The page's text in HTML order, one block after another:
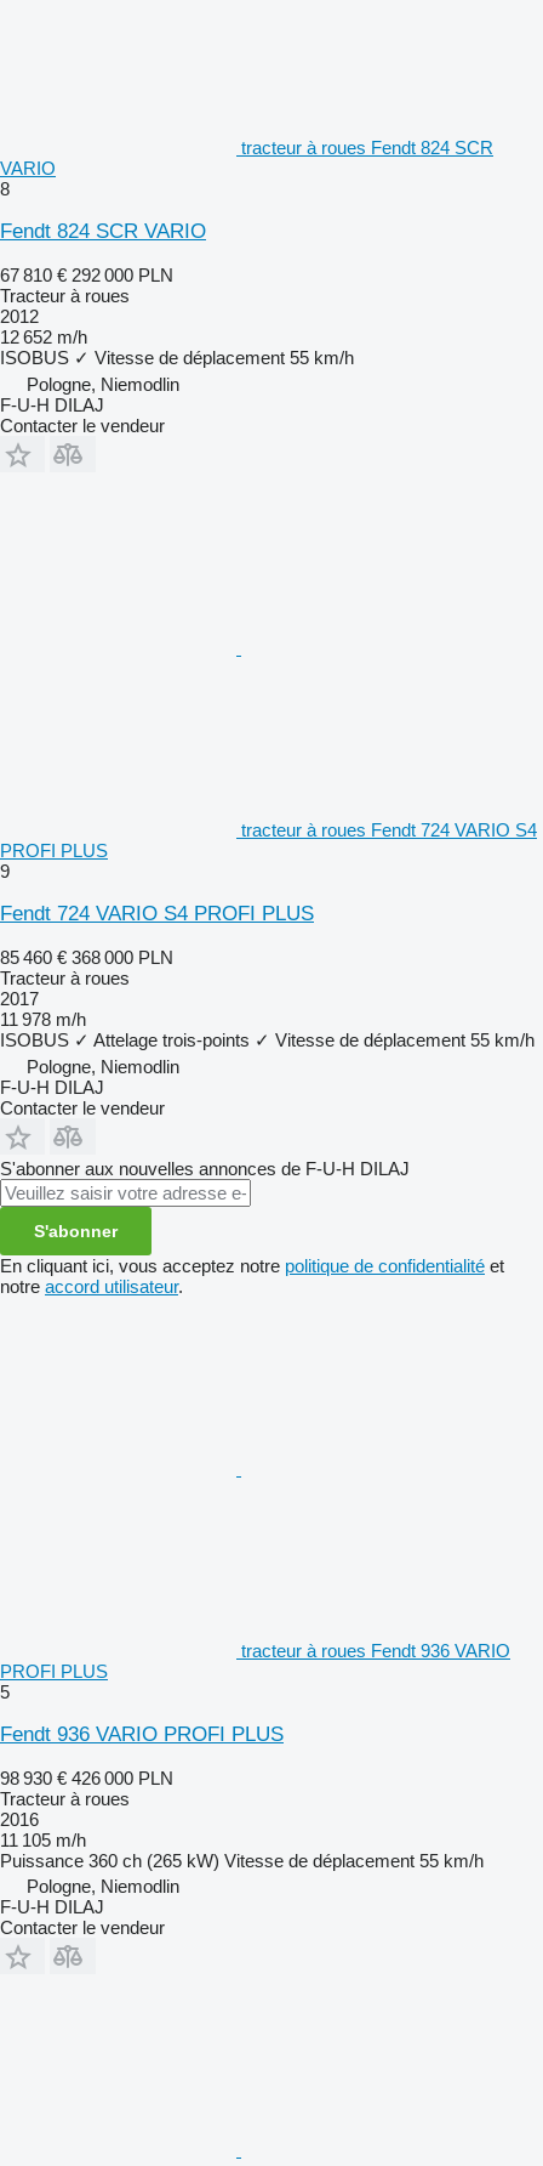
tracteur à roues Fendt 824 SCR
VARIO
8
Fendt 824 SCR VARIO
67 810 € 292 000 PLN
Tracteur à roues
2012
12 652 m/h
ISOBUS ✓ Vitesse de déplacement 55 km/h
Pologne, Niemodlin
F-U-H DILAJ
Contacter le vendeur
tracteur à roues Fendt 724 VARIO S4
PROFI PLUS
9
Fendt 724 VARIO S4 PROFI PLUS
85 460 € 368 000 PLN
Tracteur à roues
2017
11 978 m/h
ISOBUS ✓ Attelage trois-points ✓ Vitesse de déplacement 55 km/h
Pologne, Niemodlin
F-U-H DILAJ
Contacter le vendeur
S'abonner aux nouvelles annonces de F-U-H DILAJ
S'abonner
En cliquant ici, vous acceptez notre politique de confidentialité et
notre accord utilisateur.
tracteur à roues Fendt 936 VARIO
PROFI PLUS
5
Fendt 936 VARIO PROFI PLUS
98 930 € 426 000 PLN
Tracteur à roues
2016
11 105 m/h
Puissance 360 ch (265 kW) Vitesse de déplacement 55 km/h
Pologne, Niemodlin
F-U-H DILAJ
Contacter le vendeur